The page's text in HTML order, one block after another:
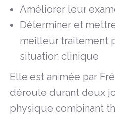
Améliorer leur
Déterminer et
meilleur traitement
situation clinique
Elle est animée par
déroule durant deux
physique combinant